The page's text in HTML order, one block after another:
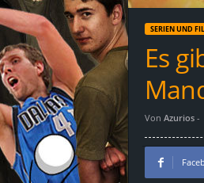
e
E
i
n
SERIEN UND
Es
Von Azurios-